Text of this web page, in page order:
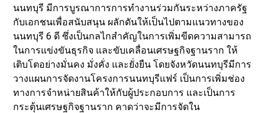
นนทบุรี มีการบูรณาการการทำงานร่วมกันระหว่างภาครัฐ
กับเอกชนเพื่อสนับสนุน ผลักดันให้เป็นไปตามแนวทางของ
นนทบุรี 6 ดี ซึ่งเป็นกลไกสำคัญในการเพิ่มขีดความสามารถ
ในการแข่งขันธุรกิจ และขับเคลื่อนเศรษฐกิจฐานราก ให้
เติบโตอย่างมั่นคง มั่งคั่ง และยั่งยืน โดยจังหวัดนนทบุรีมีการ
วางแผนการจัดงานโครงการนนทบุรีแฟร์ เป็นการเพิ่มช่อง
ทางการจำหน่ายสินค้าให้กับผู้ประกอบการ และเป็นการ
กระตุ้นเศรษฐกิจฐานราก คาดว่าจะมีการจัดใน